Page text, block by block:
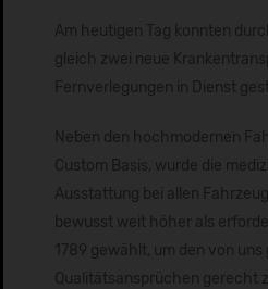
Am heutigen Tag konnten
gleich zwei neue
Fernverlegungen in Dienst
Neben den hochmodernen
Custom Basis, wurde die
Ausstattung bei allen
bewusst weit höher als
1789 gewählt, um den von
Qualitätsansprüchen gerecht